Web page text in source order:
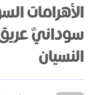
الأهرامات
سودانيٌ عريق
النسيان